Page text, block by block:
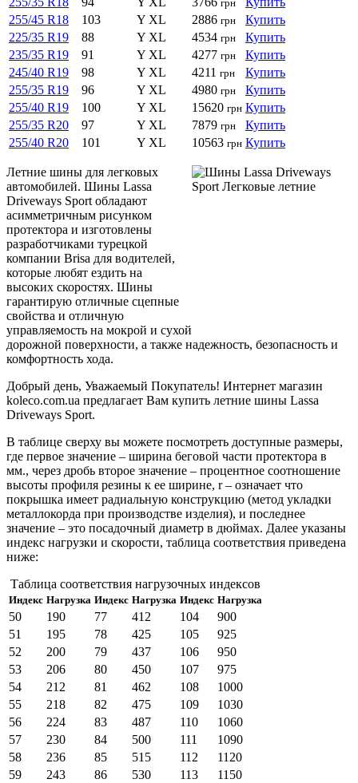
грн
255/45 R18
103 Y XL 2886 грн
Купить
225/35 R19
88 Y XL 4534 грн
Купить
235/35 R19
91 Y XL 4277 грн
Купить
245/40 R19
98 Y XL 4211 грн
Купить
255/35 R19
96 Y XL 4980 грн
Купить
255/40 R19
100 Y XL 15620 грн Купить
255/35 R20
97 Y XL 7879 грн
Купить
255/40 R20
101 Y XL 10563 грн Купить
Летние шины для легковых
автомобилей. Шины Lassa
Driveways Sport обладают
асимметричным рисунком
протектора и изготовлены
разработчиками турецкой
компании Brisa для водителей,
которые любят ездить на
высоких скоростях. Шины
гарантирую отличные сцепные
свойства и отличную
управляемость на мокрой и сухой
дорожной поверхности, а также надежность, безопасность и
комфортность хода.
Добрый день, Уважаемый Покупатель! Интернет магазин
koleco.com.ua предлагает Вам купить летние шины Lassa
Driveways Sport.
В таблице сверху вы можете посмотреть доступные размеры,
где первое значение – ширина беговой части протектора в
мм., через дробь второе значение – процентное соотношение
высоты профиля резины к ее ширине, r – означает что
покрышка имеет радиальную конструкцию (метод укладки
металлокорда при производстве изделия), и последнее
значение – это посадочный диаметр в дюймах. Далее указаны
индекс нагрузки и скорости, таблица соответствия приведена
ниже:
Таблица соответствия нагрузочных индексов
Индекс Нагрузка Индекс Нагрузка Индекс Нагрузка
50 190 77 412 104
900
51
195 78 425 105
925
52
200 79 437 106
950
53
206 80 450 107
975
54
212 81 462 108
1000
55
218 82 475 109
1030
56
224 83 487 110
1060
57
230 84 500 111
1090
58
236 85 515 112
1120
59
243 86 530 113
1150